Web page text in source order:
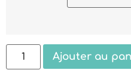
Ajouter au